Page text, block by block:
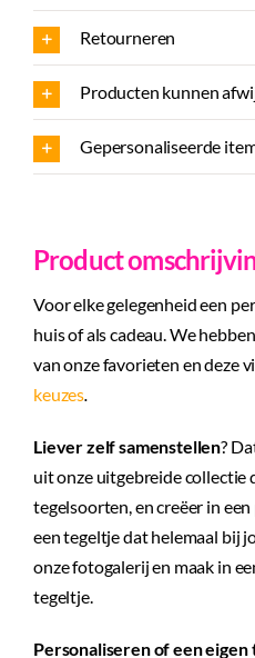
drink
aantal
Product
Voor elke gelegenheid een
huis of als cadeau. We
van onze favorieten en deze
keuzes
Liever zelf samenstellen?
uit onze uitgebreide collectie
tegelsoorten, en creëer in
een tegeltje dat helemaal bij
onze fotogalerij en maak in
tegeltje.
Personaliseren of een eigen
Retourneren
Producten kunnen
Gepersonaliseerde